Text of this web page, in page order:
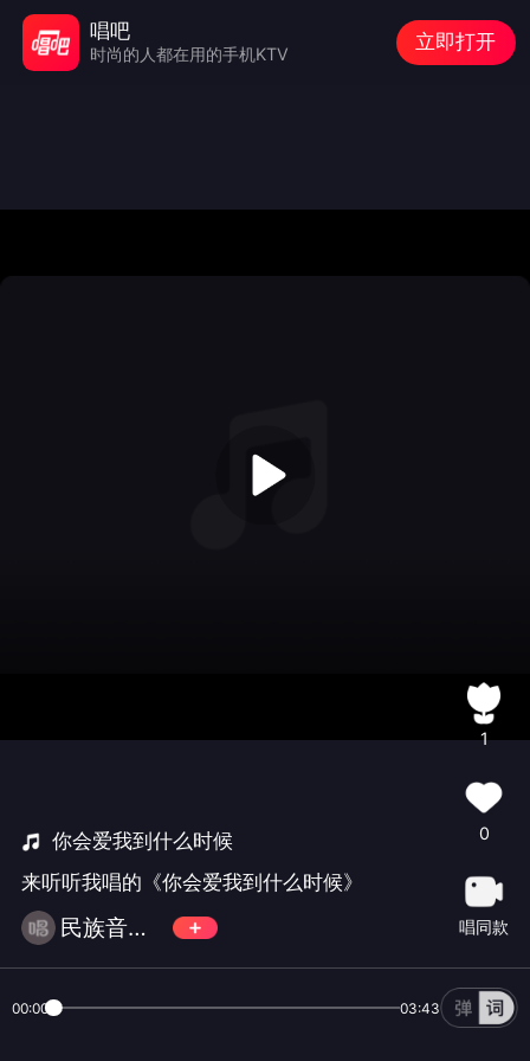
你会爱我到什么时候
来听听我唱的《你会爱我到什么时候》
民族音乐EeNig4
1
0
唱同款
00:00 03:43
唱吧
时尚的人都在用的手机KTV
立即打开